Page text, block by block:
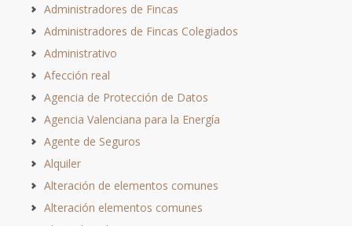
Administradores de Fincas
Administradores de Fincas Colegiados
Administrativo
Afección real
Agencia de Protección de Datos
Agencia Valenciana para la Energía
Agente de Seguros
Alquiler
Alteración de elementos comunes
Alteración elementos comunes